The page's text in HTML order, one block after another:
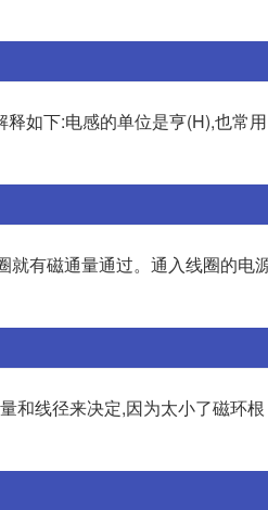
如下:电感的单位是亨(H),也常用
就有磁通量通过。通入线圈的电
和线径来决定,因为太小了磁环根